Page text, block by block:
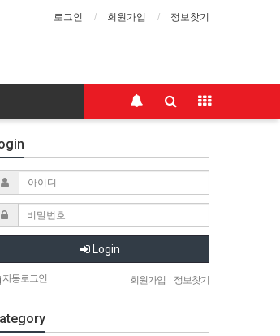
로그인 회원가입 정보찾기
Login
자동로그인 회원가입 정보찾기